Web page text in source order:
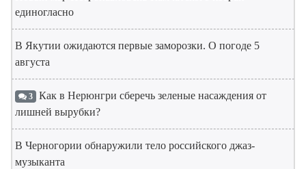
единогласно
В Якутии ожидаются первые заморозки. О погоде 5
августа
3 Как в Нерюнгри сберечь зеленые насаждения от
лишней вырубки?
В Черногории обнаружили тело российского джаз-
музыканта